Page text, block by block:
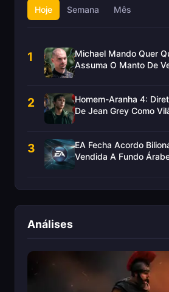
Hoje Semana Mês
1
Michael Mando Quer
Assuma O Manto De
2
Homem-Aranha 4:
De Jean Grey Como
3
EA Fecha Acordo
Vendida A Fundo
Análises